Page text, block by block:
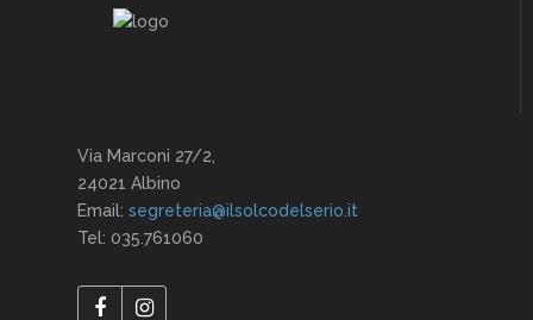
Via Marconi 27/2,
24021 Albino
Email: segreteria@ilsolcodelserio.it
Tel: 035.761060